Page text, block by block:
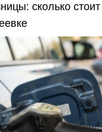
сколько